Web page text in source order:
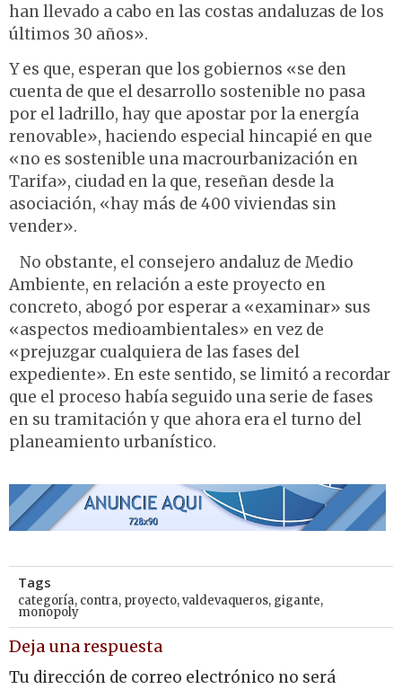
han llevado a cabo en las costas andaluzas de los
últimos 30 años».
Y es que, esperan que los gobiernos «se den
cuenta de que el desarrollo sostenible no pasa
por el ladrillo, hay que apostar por la energía
renovable», haciendo especial hincapié en que
«no es sostenible una macrourbanización en
Tarifa», ciudad en la que, reseñan desde la
asociación, «hay más de 400 viviendas sin
vender».
No obstante, el consejero andaluz de Medio
Ambiente, en relación a este proyecto en
concreto, abogó por esperar a «examinar» sus
«aspectos medioambientales» en vez de
«prejuzgar cualquiera de las fases del
expediente». En este sentido, se limitó a recordar
que el proceso había seguido una serie de fases
en su tramitación y que ahora era el turno del
planeamiento urbanístico.
Tags
categoría, contra, proyecto,valdevaqueros, gigante,
monopoly
Deja una respuesta
Tu dirección de correo electrónico no será